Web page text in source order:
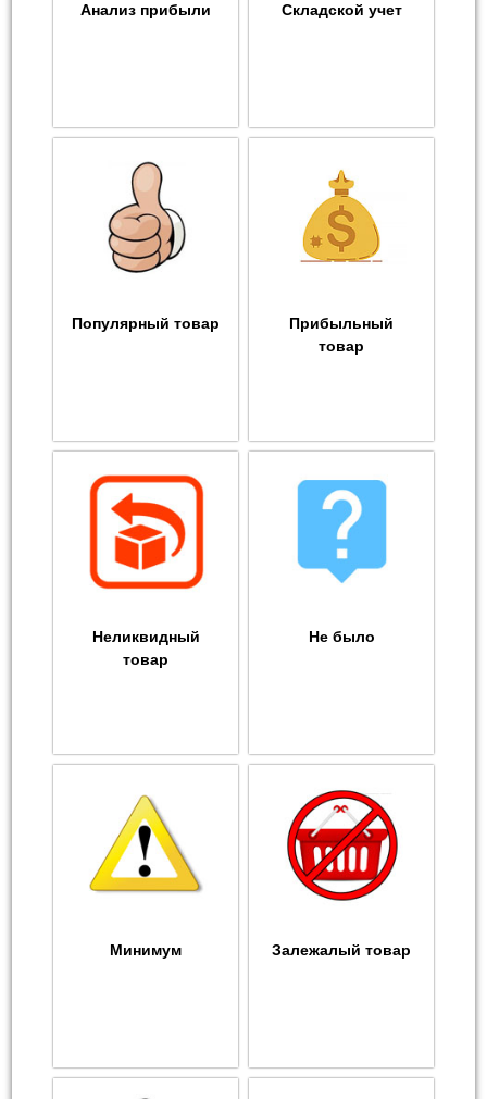
Анализ прибыли Складской учет
Популярный товар
Прибыльный
товар
Неликвидный
товар
Не было
Минимум Залежалый товар